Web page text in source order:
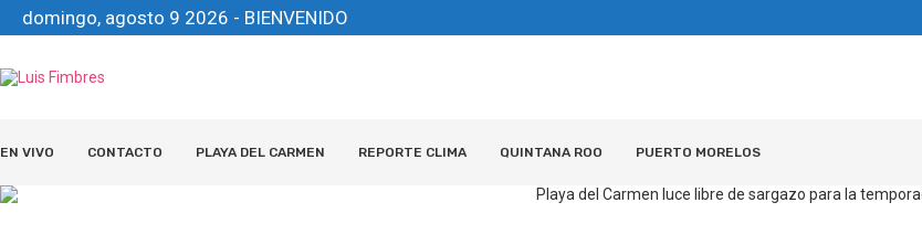
domingo, agosto 9 2026 - BIENVENIDO
EN VIVO CONTACTO PLAYA DEL CARMEN REPORTE CLIMA QUINTANA ROO PUERTO MORELOS